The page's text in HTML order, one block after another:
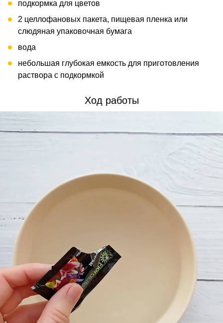
подкормка для цветов
2 целлофановых пакета, пищевая пленка или
слюдяная упаковочная бумага
вода
небольшая глубокая емкость для приготовления
раствора с подкормкой
Ход работы